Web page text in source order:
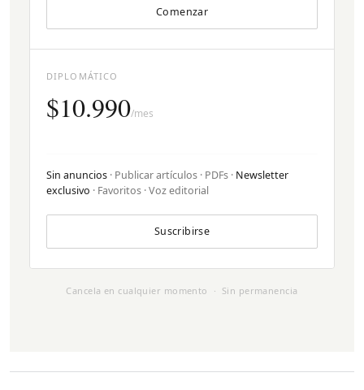
Comenzar
DIPLOMÁTICO
$10.990/mes
Sin anuncios · Publicar artículos · PDFs · Newsletter
exclusivo · Favoritos · Voz editorial
Suscribirse
Cancela en cualquier momento · Sin permanencia